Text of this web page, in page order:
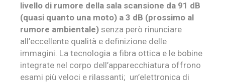
livello di rumore della sala scansione da 91 dB
(quasi quanto una moto) a 3 dB (prossimo al
rumore ambientale) senza però rinunciare
all’eccellente qualità e definizione delle
immagini. La tecnologia a fibra ottica e le bobine
integrate nel corpo dell’apparecchiatura offrono
esami più veloci e rilassanti; un’elettronica di